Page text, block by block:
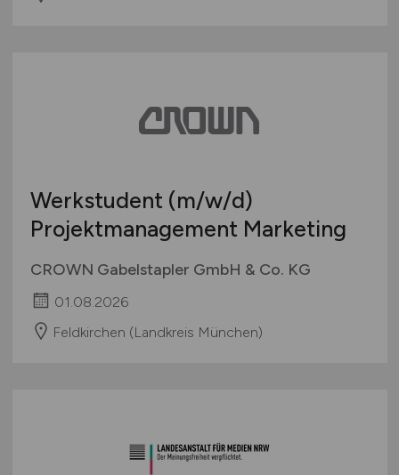
Werkstudent (m/w/d)
Projektmanagement Marketing
CROWN Gabelstapler GmbH & Co. KG
01.08.2026
Feldkirchen (Landkreis München)